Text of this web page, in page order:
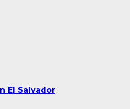
El Salvador